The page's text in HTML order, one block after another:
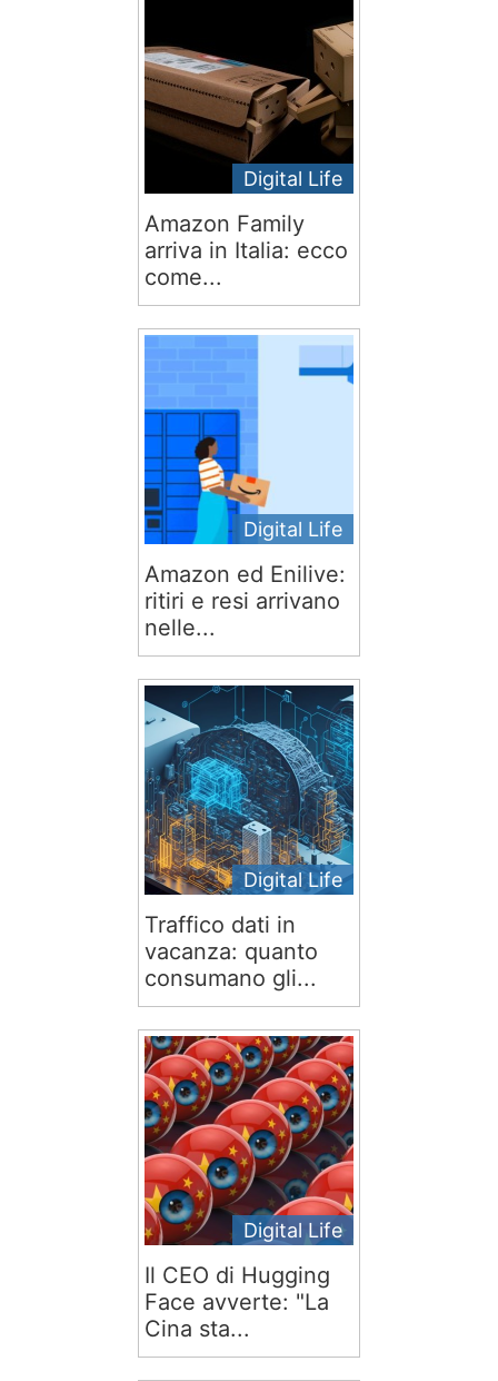
Digital Life
Amazon Family
arriva in Italia: ecco
come...
Digital Life
Amazon ed Enilive:
ritiri e resi arrivano
nelle...
Digital Life
Traffico dati in
vacanza: quanto
consumano gli...
Digital Life
Il CEO di Hugging
Face avverte: "La
Cina sta...